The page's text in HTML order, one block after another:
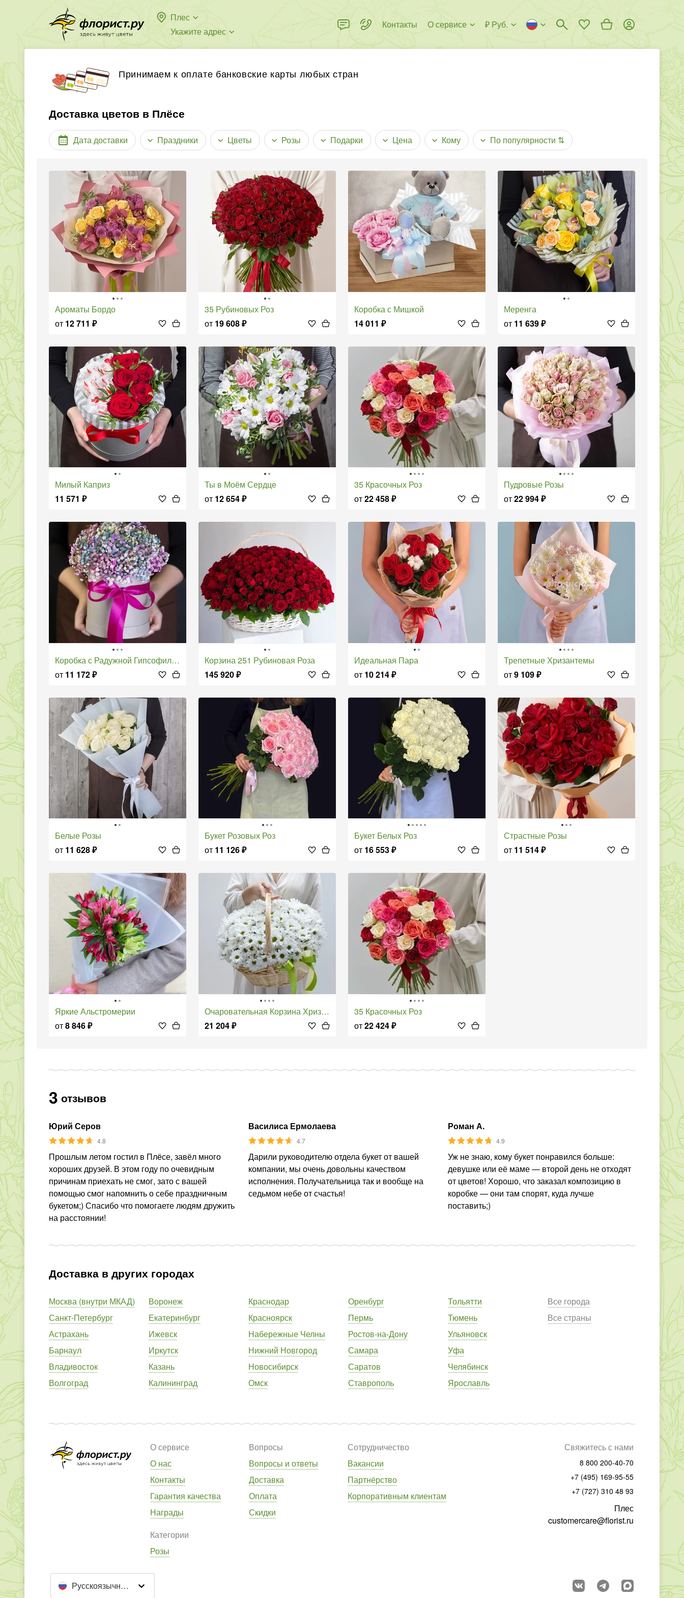
Плес
Укажите адрес
Контакты О сервисе ₽ Руб.
Принимаем к оплате банковские карты любых стран
Доставка цветов в Плёсе
Дата доставки Праздники Цветы Розы Подарки Цена Кому По популярности ⇅
Ароматы Бордо
от 12 711 ₽
35 Рубиновых Роз
от 19 608₽
Коробка с Мишкой
14 011 ₽
Меренга
от 11 639₽
Милый Каприз
11 571 ₽
Ты в Моём Сердце
от 12 654₽
35 Красочных Роз
от22 458₽
Пудровые Розы
от22 994₽
Коробка с Радужной Гипсофилой
от 11 172₽
Корзина 251 Рубиновая Роза
145 920₽
Идеальная Пара
от 10 214₽
Трепетные Хризантемы
от9 109₽
Белые Розы
от 11 628₽
Букет Розовых Роз
от 11 126₽
Букет Белых Роз
от 16 553₽
Страстные Розы
от 11 514₽
Яркие Альстромерии
от8 846₽
Очаровательная Корзина Хризантем
21 204₽
35 Красочных Роз
от22 424₽
3 отзывов
Юрий Серов
4.8
Прошлым летом гостил в Плёсе, завёл много
хороших друзей. В этом году по очевидным
причинам приехать не смог, зато с вашей
помощью смог напомнить о себе праздничным
букетом;) Спасибо что помогаете людям дружить
на расстоянии!
Василиса Ермолаева
4.7
Дарили руководителю отдела букет от вашей
компании, мы очень довольны качеством
исполнения. Получательница так и вообще на
седьмом небе от счастья!
Роман А.
4.9
Уж не знаю, кому букет понравился больше:
девушке или её маме — второй день не отходят
от цветов! Хорошо, что заказал композицию в
коробке — они там спорят, куда лучше
поставить;)
Доставка в других городах
Москва (внутри МКАД)
Санкт-Петербург
Астрахань
Барнаул
Владивосток
Волгоград
Воронеж
Екатеринбург
Ижевск
Иркутск
Казань
Калининград
Краснодар
Красноярск
Набережные Челны
Нижний Новгород
Новосибирск
Омск
Оренбург
Пермь
Ростов-на-Дону
Самара
Саратов
Ставрополь
Тольятти
Тюмень
Ульяновск
Уфа
Челябинск
Ярославль
Все города
Все страны
О сервисе
О нас
Контакты
Гарантия качества
Награды
Вопросы
Вопросы и ответы
Доставка
Оплата
Скидки
Сотрудничество
Вакансии
Партнёрство
Корпоративным клиентам
Категории
Розы
Свяжитесь с нами
8 800 200-40-70
+7 (495) 169-95-55
+7 (727) 310 48 93
Плес
customercare@florist.ru
Русскоязычный сайт